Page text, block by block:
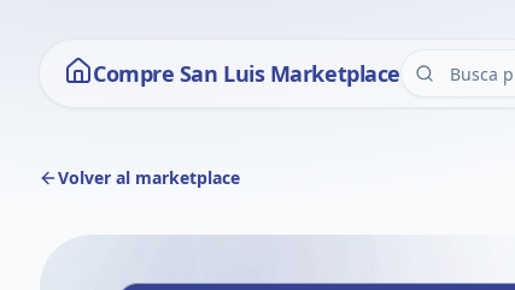
Compre San Luis Marketplace
Volver al marketplace